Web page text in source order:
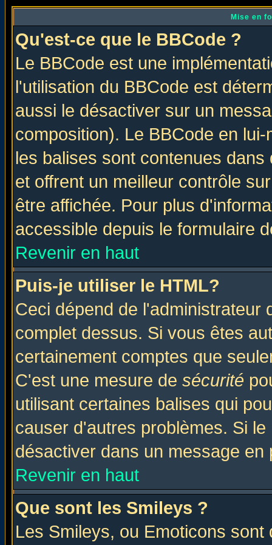
Mise en
Qu'est-ce que le BBCode ?
Le BBCode est une
l'utilisation du BBCode est
aussi le désactiver sur un
composition). Le BBCode en
les balises sont contenues
et offrent un meilleur contrôle
être affichée. Pour plus
accessible depuis le formulaire
Revenir en haut
Puis-je utiliser le HTML?
Ceci dépend de l'administrateur
complet dessus. Si vous êtes
certainement comptes que
C'est une mesure de sécurité
utilisant certaines balises qui
causer d'autres problèmes. Si
désactiver dans un message
Revenir en haut
Que sont les Smileys ?
Les Smileys, ou Emoticons